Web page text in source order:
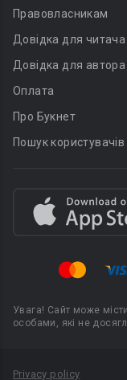
Правовласникам
Довідка для читача
Довідка для автора
Оплата
Про Букнет
Пошук користувачів
Увага! Сайт може
особами, які не
Privacy policy